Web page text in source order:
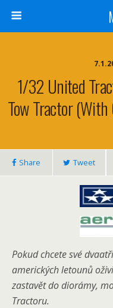
1/32 United
Tow Tractor (with
Share Tweet
Pokud chcete své
amerických letounů
zastavět do diorámy,
Tractoru.